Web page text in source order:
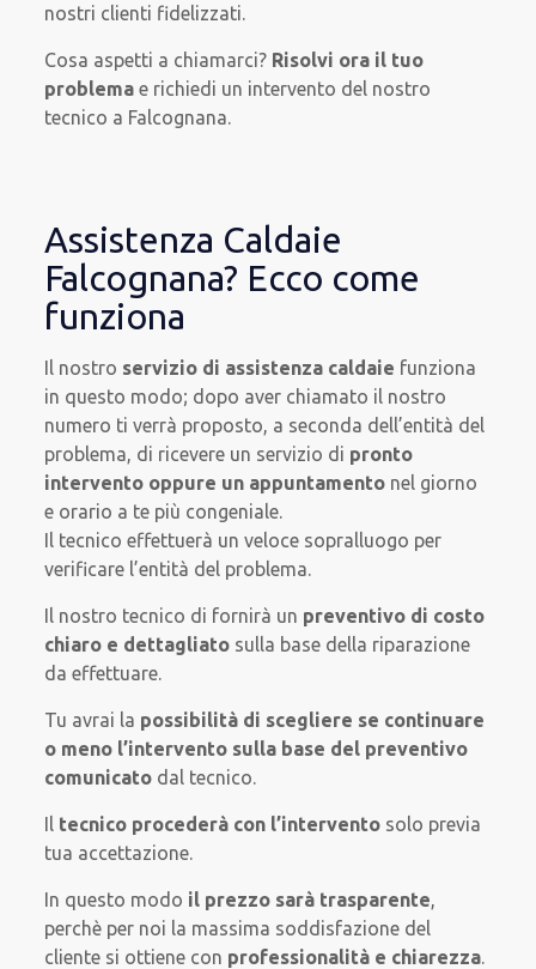
nostri clienti fidelizzati.
Cosa aspetti a chiamarci? Risolvi ora il tuo
problema e richiedi un intervento del nostro
tecnico a Falcognana.
Assistenza Caldaie
Falcognana? Ecco come
funziona
Il nostro servizio di assistenza caldaie funziona
in questo modo; dopo aver chiamato il nostro
numero ti verrà proposto, a seconda dell’entità del
problema, di ricevere un servizio di pronto
intervento oppure un appuntamento nel giorno
e orario a te più congeniale.
Il tecnico effettuerà un veloce sopralluogo per
verificare l’entità del problema.
Il nostro tecnico di fornirà un preventivo di costo
chiaro e dettagliato sulla base della riparazione
da effettuare.
Tu avrai la possibilità di scegliere se continuare
o meno l’intervento sulla base del preventivo
comunicato dal tecnico.
Il tecnico procederà con l’intervento solo previa
tua accettazione.
In questo modo il prezzo sarà trasparente,
perchè per noi la massima soddisfazione del
cliente si ottiene con professionalità e chiarezza.